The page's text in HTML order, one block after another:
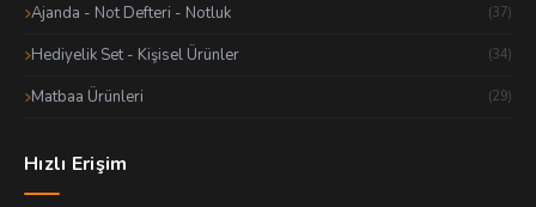
Ajanda - Not Defteri - Notluk (37)
Hediyelik Set - Kişisel Ürünler (34)
Matbaa Ürünleri (29)
Hızlı Erişim